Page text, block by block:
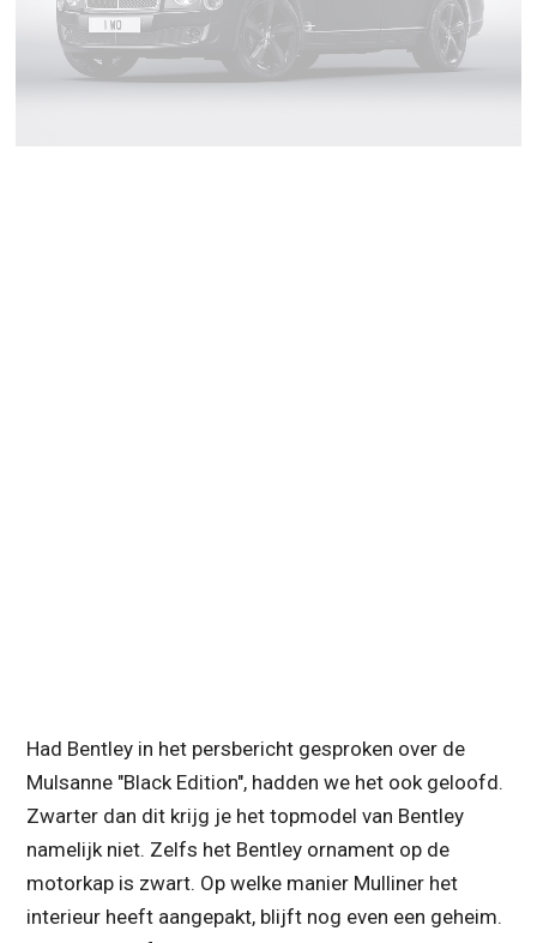
Had Bentley in het persbericht gesproken over de
Mulsanne "Black Edition", hadden we het ook geloofd.
Zwarter dan dit krijg je het topmodel van Bentley
namelijk niet. Zelfs het Bentley ornament op de
motorkap is zwart. Op welke manier Mulliner het
interieur heeft aangepakt, blijft nog even een geheim.